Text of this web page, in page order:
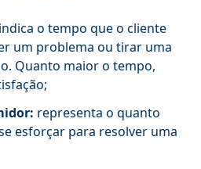
indica o tempo que o cliente
um problema ou tirar uma
Quanto maior o tempo,
representa o quanto
esforçar para resolver uma